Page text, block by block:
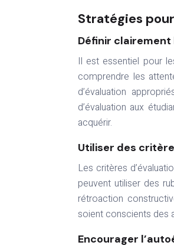
Stratégies
Définir clairement
Il est essentiel pour
comprendre les
d’évaluation
d’évaluation aux
acquérir.
Utiliser des
Les critères
peuvent utiliser des
rétroaction
soient conscients des
Encourager